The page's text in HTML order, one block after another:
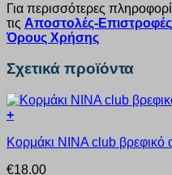
Για περισσότερες
τις Αποστολές-
Όρους Χρήσης
Σχετικά προϊόντα
+
το
Κορμάκι ΝΙΝΑ club βρεφικό
€18.00